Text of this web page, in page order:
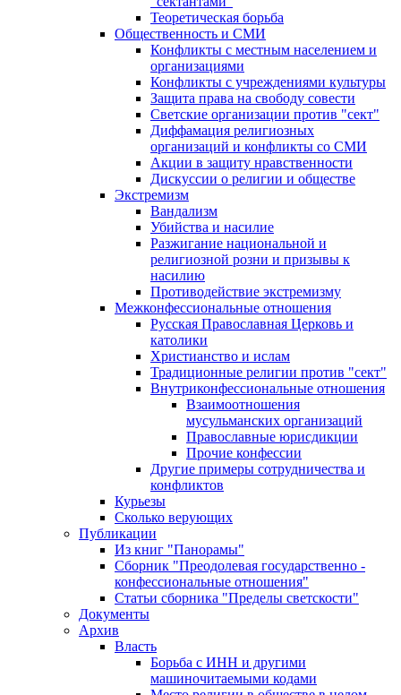
Теоретическая борьба
Общественность и СМИ
Конфликты с местным населением и
организациями
Конфликты с учреждениями культуры
Защита права на свободу совести
Светские организации против "сект"
Диффамация религиозных
организаций и конфликты со СМИ
Акции в защиту нравственности
Дискуссии о религии и обществе
Экстремизм
Вандализм
Убийства и насилие
Разжигание национальной и
религиозной розни и призывы к
насилию
Противодействие экстремизму
Межконфессиональные отношения
Русская Православная Церковь и
католики
Христианство и ислам
Традиционные религии против "сект"
Внутриконфессиональные отношения
Взаимоотношения
мусульманских организаций
Православные юрисдикции
Прочие конфессии
Другие примеры сотрудничества и
конфликтов
Курьезы
Сколько верующих
Публикации
Из книг "Панорамы"
Сборник "Преодолевая государственно -
конфессиональные отношения"
Статьи сборника "Пределы светскости"
Документы
Архив
Власть
Борьба с ИНН и другими
машиночитаемыми кодами